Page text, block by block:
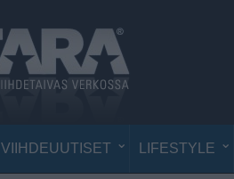
VIIHDEUUTISET LIFESTYLE